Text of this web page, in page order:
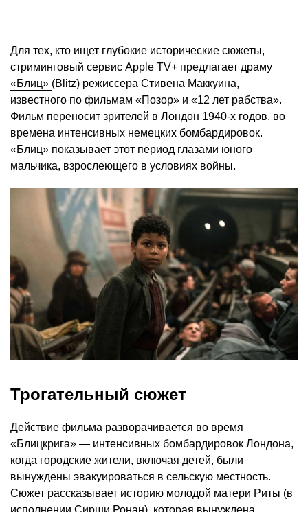
Для тех, кто ищет глубокие исторические сюжеты,
стриминговый сервис Apple TV+ предлагает драму
«Блиц» (Blitz) режиссера Стивена Маккуина,
известного по фильмам «Позор» и «12 лет рабства».
Фильм переносит зрителей в Лондон 1940-х годов, во
времена интенсивных немецких бомбардировок.
«Блиц» показывает этот период глазами юного
мальчика, взрослеющего в условиях войны.
Трогательный сюжет
Действие фильма разворачивается во время
«Блицкрига» — интенсивных бомбардировок Лондона,
когда городские жители, включая детей, были
вынуждены эвакуироваться в сельскую местность.
Сюжет рассказывает историю молодой матери Риты (в